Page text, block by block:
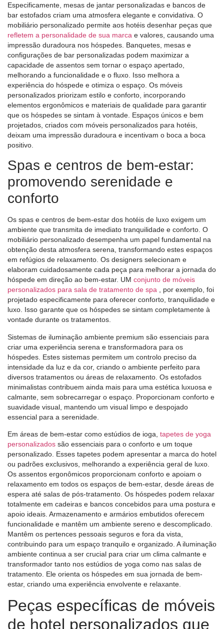
Especificamente, mesas de jantar personalizadas e bancos de
bar estofados criam uma atmosfera elegante e convidativa. O
mobiliário personalizado permite aos hotéis desenhar peças que
refletem a personalidade de sua marca e valores, causando uma
impressão duradoura nos hóspedes. Banquetes, mesas e
configurações de bar personalizadas podem maximizar a
capacidade de assentos sem tornar o espaço apertado,
melhorando a funcionalidade e o fluxo. Isso melhora a
experiência do hóspede e otimiza o espaço. Os móveis
personalizados priorizam estilo e conforto, incorporando
elementos ergonômicos e materiais de qualidade para garantir
que os hóspedes se sintam à vontade. Espaços únicos e bem
projetados, criados com móveis personalizados para hotéis,
deixam uma impressão duradoura e incentivam o boca a boca
positivo.
Spas e centros de bem-estar:
promovendo serenidade e
conforto
Os spas e centros de bem-estar dos hotéis de luxo exigem um
ambiente que transmita de imediato tranquilidade e conforto. O
mobiliário personalizado desempenha um papel fundamental na
obtenção desta atmosfera serena, transformando estes espaços
em refúgios de relaxamento. Os designers selecionam e
elaboram cuidadosamente cada peça para melhorar a jornada do
hóspede em direção ao bem-estar. UM conjunto de móveis
personalizados para sala de tratamento de spa
, por exemplo, foi
projetado especificamente para oferecer conforto, tranquilidade e
luxo. Isso garante que os hóspedes se sintam completamente à
vontade durante os tratamentos.
Sistemas de iluminação ambiente premium são essenciais para
criar uma experiência serena e transformadora para os
hóspedes. Estes sistemas permitem um controlo preciso da
intensidade da luz e da cor, criando o ambiente perfeito para
diversos tratamentos ou áreas de relaxamento. Os estofados
minimalistas contribuem ainda mais para uma estética luxuosa e
calmante, sem sobrecarregar o espaço. Proporcionam conforto e
suavidade visual, mantendo um visual limpo e despojado
essencial para a serenidade.
Em áreas de bem-estar como estúdios de ioga, tapetes de yoga
personalizados são essenciais para o conforto e um toque
personalizado. Esses tapetes podem apresentar a marca do hotel
ou padrões exclusivos, melhorando a experiência geral de luxo.
Os assentos ergonômicos proporcionam conforto e apoiam o
relaxamento em todos os espaços de bem-estar, desde áreas de
espera até salas de pós-tratamento. Os hóspedes podem relaxar
totalmente em cadeiras e bancos concebidos para uma postura e
apoio ideais. Armazenamento e armários embutidos oferecem
funcionalidade e mantêm um ambiente sereno e descomplicado.
Mantêm os pertences pessoais seguros e fora da vista,
contribuindo para um espaço tranquilo e organizado. A iluminação
ambiente continua a ser crucial para criar um clima calmante e
transformador tanto nos estúdios de yoga como nas salas de
tratamento. Ele orienta os hóspedes em sua jornada de bem-
estar, criando uma experiência envolvente e relaxante.
Peças específicas de móveis
de hotel personalizados que